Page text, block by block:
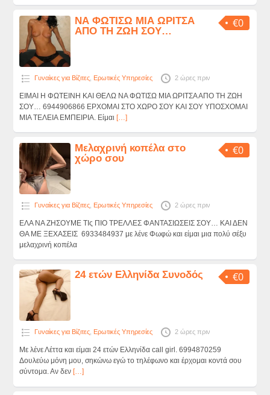
€0
ΝΑ ΦΩΤΙΣΩ ΜΙΑ ΩΡΙΤΣΑ
ΑΠΟ ΤΗ ΖΩΗ ΣΟΥ…
Γυναίκες για Βίζιτες, Ερωτικές Υπηρεσίες 2 ώρες πριν
ΕΙΜΑΙ Η ΦΩΤΕΙΝΗ ΚΑΙ ΘΕΛΩ ΝΑ ΦΩΤΙΣΩ ΜΙΑ ΩΡΙΤΣΑ ΑΠΟ ΤΗ ΖΩΗ
ΣΟΥ… 6944906866 ΕΡΧΟΜΑΙ ΣΤΟ ΧΩΡΟ ΣΟΥ ΚΑΙ ΣΟΥ ΥΠΟΣΧΟΜΑΙ
ΜΙΑ ΤΕΛΕΙΑ ΕΜΠΕΙΡΙΑ. Είμαι […]
€0
Μελαχρινή κοπέλα στο
χώρο σου
Γυναίκες για Βίζιτες, Ερωτικές Υπηρεσίες 2 ώρες πριν
ΕΛΑ ΝΑ ΖΗΣΟΥΜΕ ΤΙς ΠΙΟ ΤΡΕΛΛΕΣ ΦΑΝΤΑΣΙΩΣΕΙΣ ΣΟΥ… ΚΑΙ ΔΕΝ
ΘΑ ΜΕ ΞΕΧΑΣΕΙΣ 6933484937 με λένε Φωφώ και είμαι μια πολύ σέξυ
μελαχρινή κοπέλα
€0
24 ετών Ελληνίδα Συνοδός
Γυναίκες για Βίζιτες, Ερωτικές Υπηρεσίες 2 ώρες πριν
Με λένε Λέττα και είμαι 24 ετών Ελληνίδα call girl. 6994870259
Δουλεύω μόνη μου, σηκώνω εγώ το τηλέφωνο και έρχομαι κοντά σου
σύντομα. Αν δεν […]